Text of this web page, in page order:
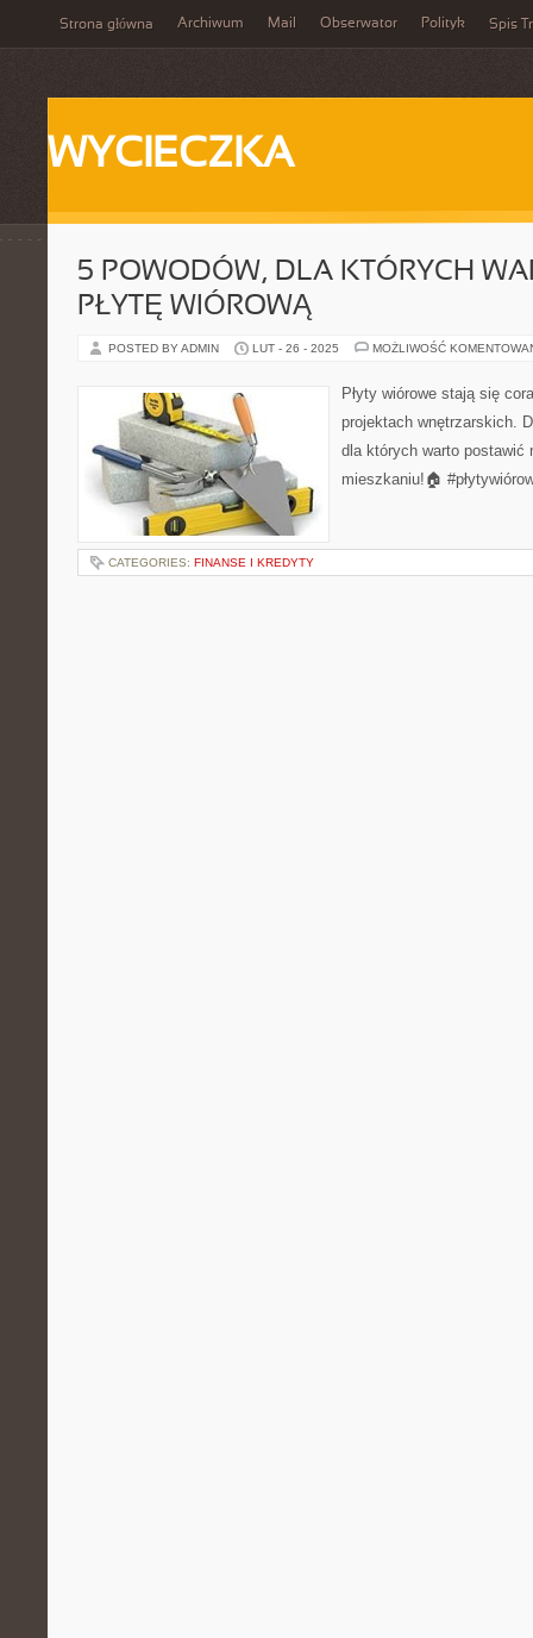
Strona główna Archiwum Mail Obserwator Polityk Spis
WYCIECZKA
5 POWODÓW, DLA KTÓRYCH
PŁYTĘ WIÓROWĄ
POSTED BY ADMIN LUT - 26 - 2025 MOŻLIWOŚĆ
Płyty wiórowe stają się
projektach wnętrzarskich.
dla których warto postawić
mieszkaniu!🏠
CATEGORIES: FINANSE I KREDYTY